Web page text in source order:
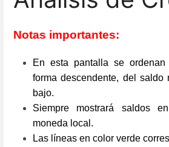
Notas importantes:
En esta pantalla se
forma descendente, del saldo
bajo.
Siempre mostrará saldos
moneda local.
Las líneas en color verde